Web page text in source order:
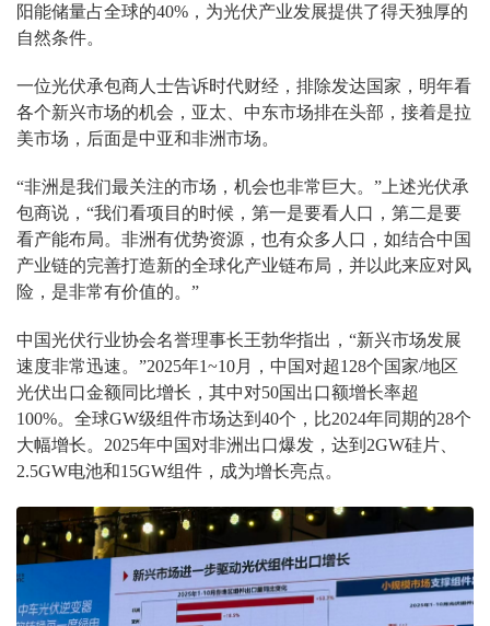
阳能储量占全球的40%，为光伏产业发展提供了得天独厚的
自然条件。
一位光伏承包商人士告诉时代财经，排除发达国家，明年看
各个新兴市场的机会，亚太、中东市场排在头部，接着是拉
美市场，后面是中亚和非洲市场。
“非洲是我们最关注的市场，机会也非常巨大。”上述光伏承
包商说，“我们看项目的时候，第一是要看人口，第二是要
看产能布局。非洲有优势资源，也有众多人口，如结合中国
产业链的完善打造新的全球化产业链布局，并以此来应对风
险，是非常有价值的。”
中国光伏行业协会名誉理事长王勃华指出，“新兴市场发展
速度非常迅速。”2025年1~10月，中国对超128个国家/地区
光伏出口金额同比增长，其中对50国出口额增长率超
100%。全球GW级组件市场达到40个，比2024年同期的28个
大幅增长。2025年中国对非洲出口爆发，达到2GW硅片、
2.5GW电池和15GW组件，成为增长亮点。